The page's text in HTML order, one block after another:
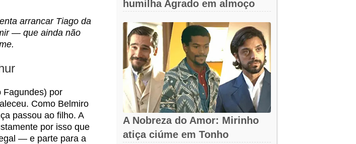
arrancar Tiago da
— que ainda não
Fagundes) por
Como Belmiro
passou ao filho. A
por isso que
— e parte para a
humilha Agrado em almoço
A Nobreza do Amor: Mirinho
atiça ciúme em Tonho